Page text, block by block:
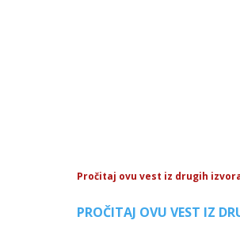
Pročitaj ovu vest iz drugih
PROČITAJ OVU VEST IZ